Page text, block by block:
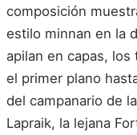
composición
estilo minnan en la
apilan en capas,
el primer plano
del campanario de
Lapraik, la lejana